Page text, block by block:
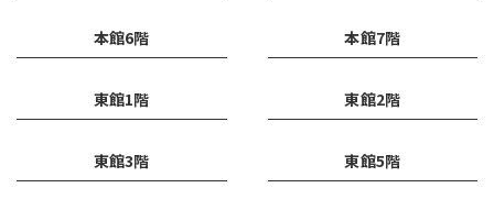
本館6階 本館7階
東館1階 東館2階
東館3階 東館5階